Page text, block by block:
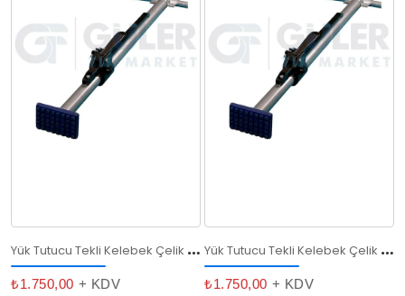
Y
ük Tutucu Tekli Kelebek Çelik (210 - 245 cm)
₺1.750,00 + KDV
Y
ük Tutucu Tekli Kelebek Çelik (190 - 225 cm)
₺1.750,00 + KDV